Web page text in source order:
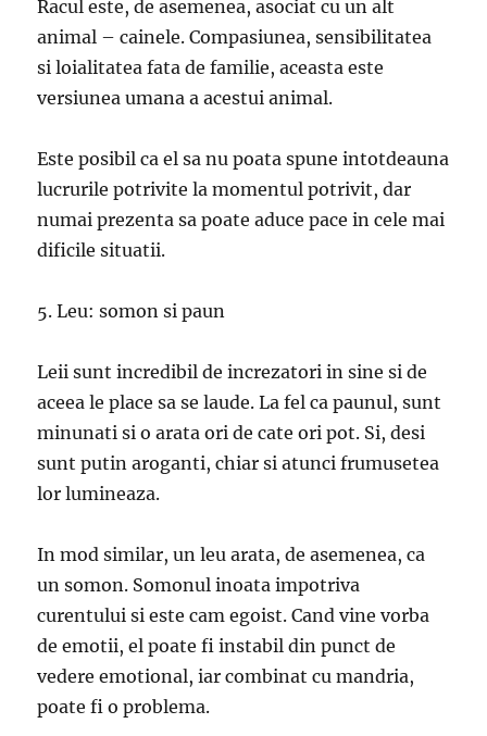
Racul este, de asemenea, asociat cu un alt
animal – cainele. Compasiunea, sensibilitatea
si loialitatea fata de familie, aceasta este
versiunea umana a acestui animal.
Este posibil ca el sa nu poata spune intotdeauna
lucrurile potrivite la momentul potrivit, dar
numai prezenta sa poate aduce pace in cele mai
dificile situatii.
5. Leu: somon si paun
Leii sunt incredibil de increzatori in sine si de
aceea le place sa se laude. La fel ca paunul, sunt
minunati si o arata ori de cate ori pot. Si, desi
sunt putin aroganti, chiar si atunci frumusetea
lor lumineaza.
In mod similar, un leu arata, de asemenea, ca
un somon. Somonul inoata impotriva
curentului si este cam egoist. Cand vine vorba
de emotii, el poate fi instabil din punct de
vedere emotional, iar combinat cu mandria,
poate fi o problema.